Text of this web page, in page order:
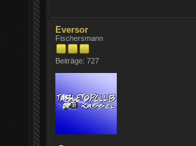
Eversor
Fischersmann
Beiträge: 727